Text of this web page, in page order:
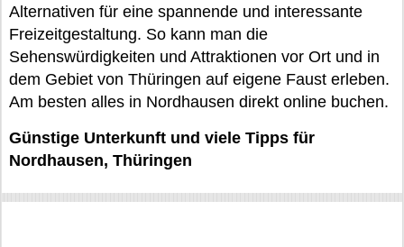
Alternativen für eine spannende und interessante
Freizeitgestaltung. So kann man die
Sehenswürdigkeiten und Attraktionen vor Ort und in
dem Gebiet von Thüringen auf eigene Faust erleben.
Am besten alles in Nordhausen direkt online buchen.
Günstige Unterkunft und viele Tipps für
Nordhausen, Thüringen